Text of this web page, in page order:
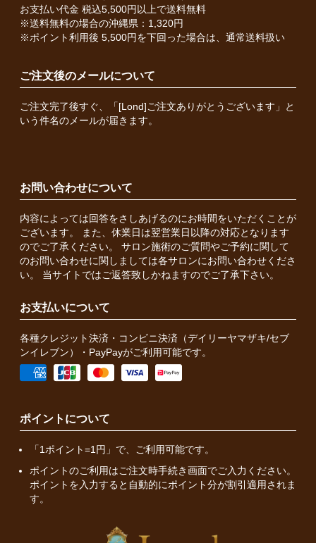
お支払い代金 税込5,500円以上で送料無料
※送料無料の場合の沖縄県：1,320円
※ポイント利用後 5,500円を下回った場合は、通常送料扱い
ご注文後のメールについて
ご注文完了後すぐ、「[Lond]ご注文ありがとうございます」と
いう件名のメールが届きます。
お問い合わせについて
内容によっては回答をさしあげるのにお時間をいただくことが
ございます。 また、休業日は翌営業日以降の対応となります
のでご了承ください。 サロン施術のご質問やご予約に関して
のお問い合わせに関しましては各サロンにお問い合わせくださ
い。 当サイトではご返答致しかねますのでご了承下さい。
お支払いについて
各種クレジット決済・コンビニ決済（デイリーヤマザキ/セブ
ンイレブン）・PayPayがご利用可能です。
ポイントについて
「1ポイント=1円」で、ご利用可能です。
ポイントのご利用はご注文時手続き画面でご入力ください。
ポイントを入力すると自動的にポイント分が割引適用されま
す。